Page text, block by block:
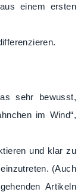
einem ersten
sehr bewusst,
im Wind“,
und klar zu
(Auch
Artikeln